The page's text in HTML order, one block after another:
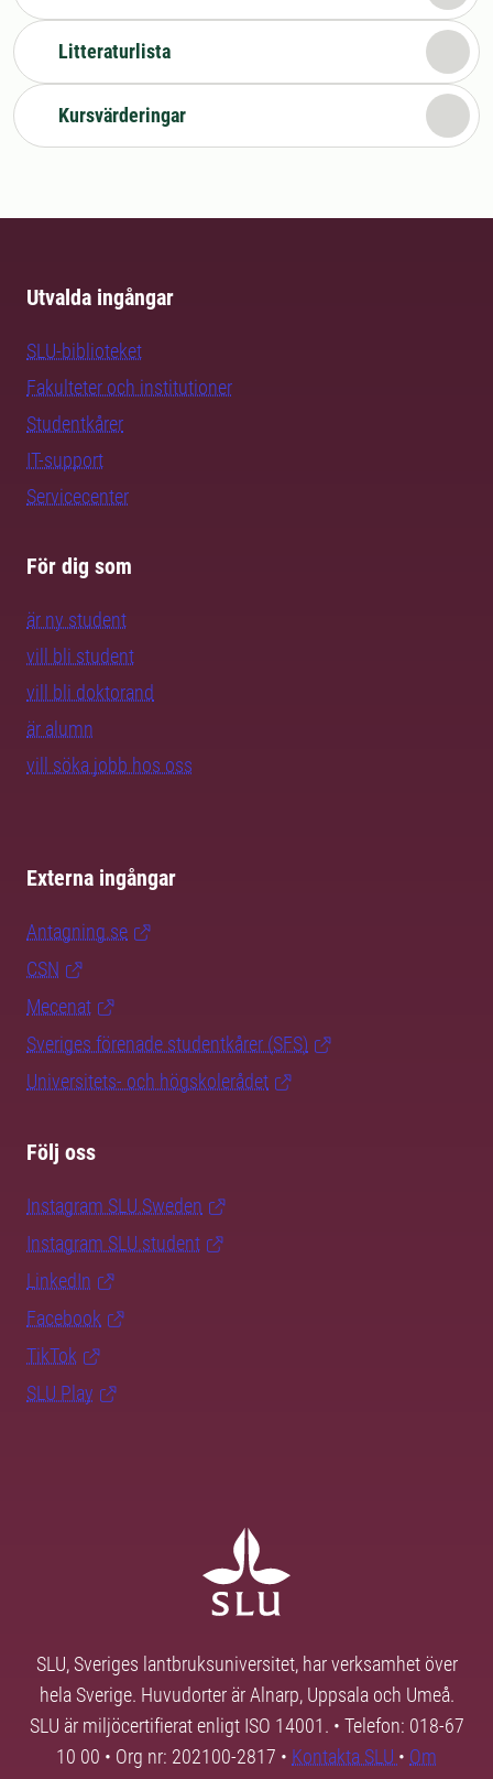
Litteraturlista
Kursvärderingar
Utvalda ingångar
SLU-biblioteket
Fakulteter och institutioner
Studentkårer
IT-support
Servicecenter
För dig som
är ny student
vill bli student
vill bli doktorand
är alumn
vill söka jobb hos oss
Externa ingångar
Antagning.se
CSN
Mecenat
Sveriges förenade studentkårer (SFS)
Universitets- och högskolerådet
Följ oss
Instagram SLU.Sweden
Instagram SLU.student
LinkedIn
Facebook
TikTok
SLU Play
SLU, Sveriges lantbruksuniversitet, har verksamhet över
hela Sverige. Huvudorter är Alnarp, Uppsala och Umeå.
SLU är miljöcertifierat enligt ISO 14001. • Telefon: 018-67
10 00 • Org nr: 202100-2817 • Kontakta SLU • Om